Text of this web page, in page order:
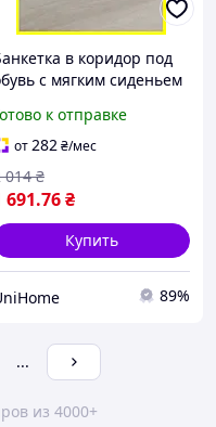
в коридор под
с мягким сиденьем
см
для обуви
к отправке
от282₴/мес
691.76₴
014 ₴
Купить
89%
...
из 4000+